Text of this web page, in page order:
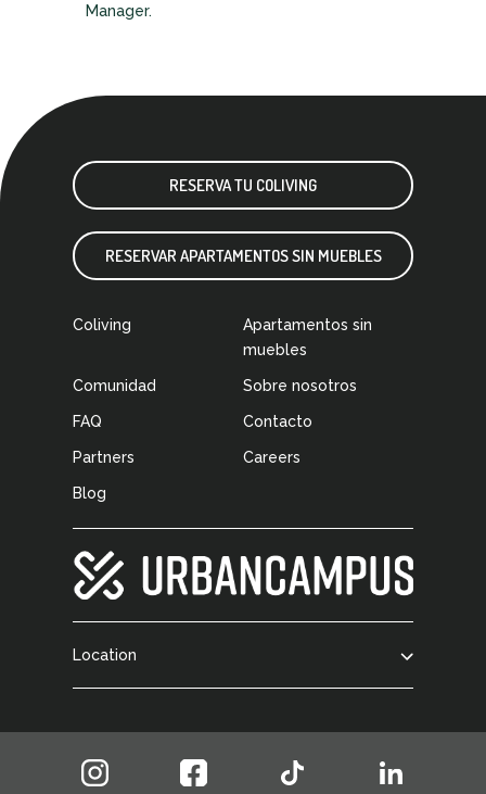
Manager.
Location
RESERVA TU COLIVING
RESERVAR APARTAMENTOS SIN MUEBLES
Coliving
Apartamentos sin
muebles
Comunidad Sobre nosotros
FAQ Contacto
Partners Careers
Blog